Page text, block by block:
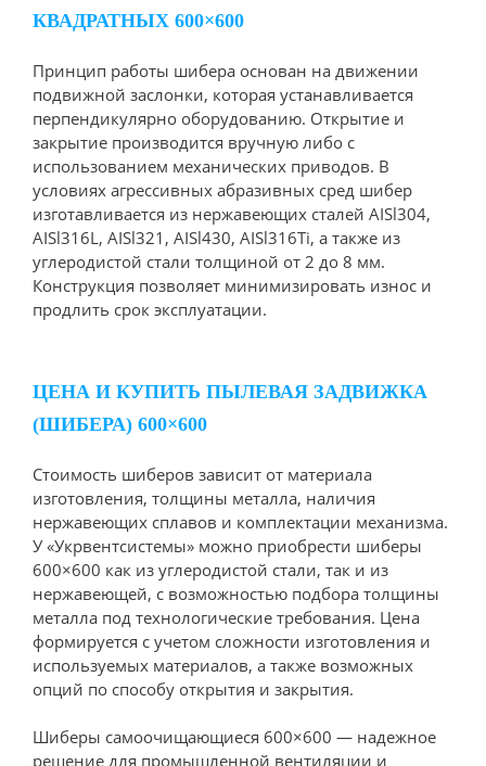
КВАДРАТНЫХ 600×600
Принцип работы шибера основан на движении
подвижной заслонки, которая устанавливается
перпендикулярно оборудованию. Открытие и
закрытие производится вручную либо с
использованием механических приводов. В
условиях агрессивных абразивных сред шибер
изготавливается из нержавеющих сталей AISl304,
AISl316L, AISl321, AISl430, AISl316Ti, а также из
углеродистой стали толщиной от 2 до 8 мм.
Конструкция позволяет минимизировать износ и
продлить срок эксплуатации.
ЦЕНА И КУПИТЬ ПЫЛЕВАЯ ЗАДВИЖКА
(ШИБЕРА) 600×600
Стоимость шиберов зависит от материала
изготовления, толщины металла, наличия
нержавеющих сплавов и комплектации механизма.
У «Укрвентсистемы» можно приобрести шиберы
600×600 как из углеродистой стали, так и из
нержавеющей, с возможностью подбора толщины
металла под технологические требования. Цена
формируется с учетом сложности изготовления и
используемых материалов, а также возможных
опций по способу открытия и закрытия.
Шиберы самоочищающиеся 600×600 — надежное
решение для промышленной вентиляции и